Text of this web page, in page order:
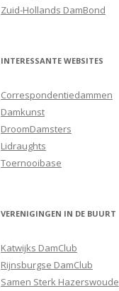
Zuid-Hollands DamBond
INTERESSANTE WEBSITES
Correspondentiedammen
Damkunst
DroomDamsters
Lidraughts
Toernooibase
VERENIGINGEN IN DE BUURT
Katwijks DamClub
Rijnsburgse DamClub
Samen Sterk Hazerswoude